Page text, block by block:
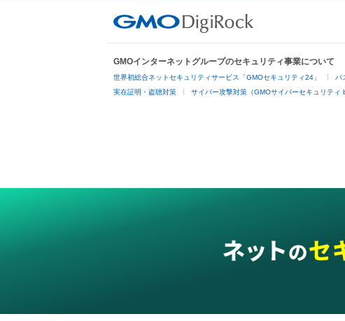
GMOインターネットグループのセキュリティ事業について
世界初総合ネットセキュリティサービス「GMOセキュリティ24」 パ
実在証明・盗聴対策 サイバー攻撃対策（GMOサイバーセキュリティ